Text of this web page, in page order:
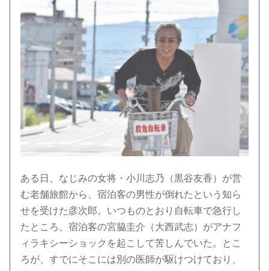
ある日、なじみの女将・小川志乃（黒谷友香）が営
む老舗旅館から、宿泊客の男性が倒れたという知ら
せを受けた彦次郎。いつものとおり自転車で急行し
たところ、宿泊客の宮脇圭介（大西武志）がアナフ
ィラキシーショックを起こして苦しんでいた。とこ
ろが、すでにそこには別の医師が駆けつけており、